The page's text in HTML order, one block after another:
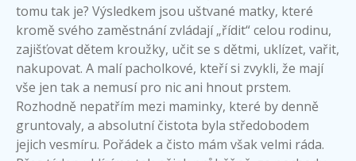
tomu tak je? Výsledkem jsou uštvané matky, které
kromě svého zaměstnání zvládají „řídit“ celou rodinu,
zajišťovat dětem kroužky, učit se s dětmi, uklízet, vařit,
nakupovat. A malí pacholkové, kteří si zvykli, že mají
vše jen tak a nemusí pro nic ani hnout prstem.
Rozhodně nepatřím mezi maminky, které by denně
gruntovaly, a absolutní čistota byla středobodem
jejich vesmíru. Pořádek a čisto mám však velmi ráda.